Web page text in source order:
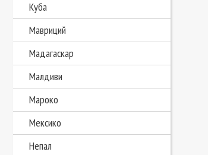
Куба
Мавриций
Мадагаскар
Малдиви
Мароко
Мексико
Непал